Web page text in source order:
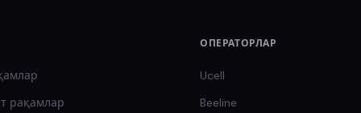
рақамлар
ОПЕРАТОРЛАР
Ucell
Beeline